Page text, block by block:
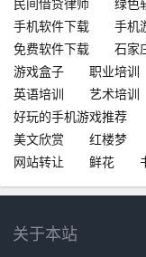
手机软件下载
手机
免费软件下载
石家
游戏盒子
职业培训
英语培训
艺术培训
好玩的手机游戏推荐
美文欣赏
红楼梦
网站转让
鲜花
关于本站